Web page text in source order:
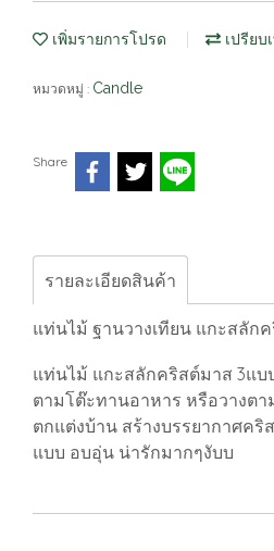
เพิ่มรายการโปรด เปรียบ
หมวดหมู่ : Candle
Share
รายละเอียดสินค้า
แท่นไม้ ฐานวางเทียน แกะสลัก
แท่นไม้ แกะสลักคริสต์มาส 3แบ
ตามโต๊ะทานอาหาร หรือวางตา
ตกแต่งบ้าน สร้างบรรยากาศค
แบบ อบอุ่น น่ารักมากๆงับบ